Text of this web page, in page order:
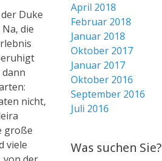
April 2018
Februar 2018
Januar 2018
Oktober 2017
Januar 2017
Oktober 2016
September 2016
Juli 2016
Was suchen Sie?